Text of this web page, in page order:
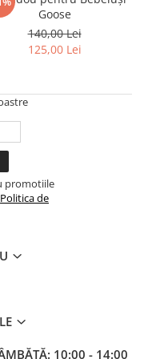
Goose
140,00 Lei
125,00 Lei
promotiile
Politica de
10:00 - 14:00